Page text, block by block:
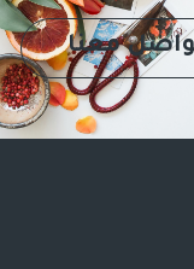
معنا